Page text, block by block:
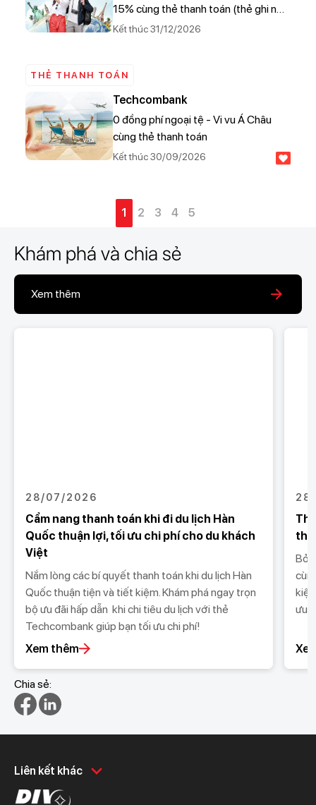
15% cùng thẻ thanh toán (thẻ ghi nợ)
Techcombank Visa
Kết thúc 31/12/2026
THẺ THANH TOÁN
Techcombank
0 đồng phí ngoại tệ - Vi vu Á Châu
cùng thẻ thanh toán
Kết thúc 30/09/2026
1 2 3 4 5
Khám phá và chia sẻ
Xem thêm
28/07/2026
Cẩm nang thanh toán khi đi du lịch Hàn
Quốc thuận lợi, tối ưu chi phí cho du khách
Việt
Nắm lòng các bí quyết thanh toán khi du lịch Hàn
Quốc thuận tiện và tiết kiệm. Khám phá ngay trọn
bộ ưu đãi hấp dẫn khi chi tiêu du lịch với thẻ
Techcombank giúp bạn tối ưu chi phí!
Xem thêm
Bỏ
ưu
Chia sẻ:
Liên kết khác
Khách hàng cá nhân
Chi tiêu